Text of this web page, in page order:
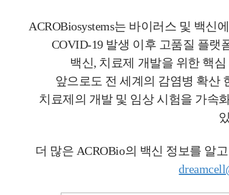
ACROBiosystems는 바이러스 및 백
COVID-19 발생 이후 고품질 플랫
백신, 치료제 개발을 위한 핵
앞으로도 전 세계의 감염병 확산
치료제의 개발 및 임상 시험을 가속
더 많은 ACROBio의 백신 정보를 알